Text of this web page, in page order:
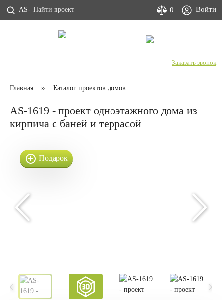
AS- 0 Войти
Заказать звонок
Главная Каталог проектов домов
AS-1619 - проект одноэтажного дома из
кирпича с баней и террасой
Подарок